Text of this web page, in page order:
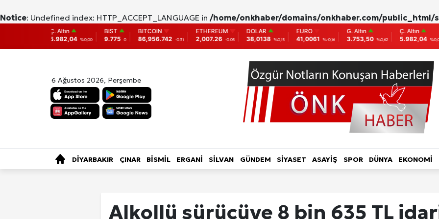
Notice: Undefined index: HTTP_ACCEPT_LANGUAGE in /home/onkhaber/domains/onkhaber.com/public_html/
BIST
9.775 0
BITCOIN
86,956.742 -0.31
ETHEREUM
2,007.26 -0.05
DOLAR
38,0138 %0,15
EURO
41,0061
%-0,16
G. Altın
3.753,50
%0,62
Ç. Altın
5.982,04 %0,00
BIST
9.775 0
6 Ağustos 2026, Perşembe
DİYARBAKIR ÇINAR BİSMİL ERGANİ SİLVAN GÜNDEM SİYASET ASAYİŞ SPOR DÜNYA EKONOMİ
Alkollü sürücüye 8 bin 635 TL
TOPLUM-YAŞAM KADIN
TÜRKİYE